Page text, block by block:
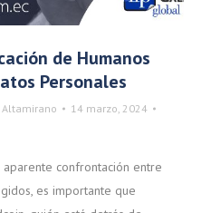
de Humanos
Personales
Altamirano
14 marzo, 2024
confrontación entre
es importante que